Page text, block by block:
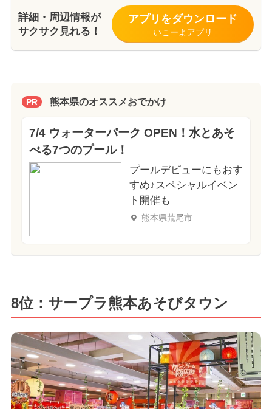
詳細・周辺情報が
サクサク見れる！
アプリをダウンロード
いこーよアプリ
PR 熊本県のオススメおでかけ
7/4 ウォーターパーク OPEN！水とあそ
べる7つのプール！
プールデビューにもおす
すめ♪スペシャルイベン
ト開催も
熊本県荒尾市
8位：サープラ熊本あそびタウン